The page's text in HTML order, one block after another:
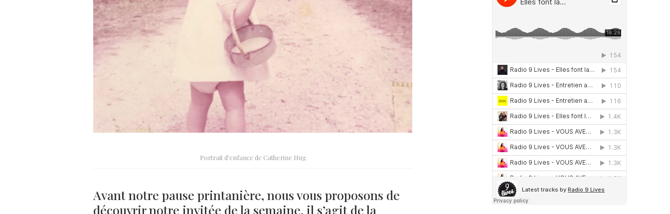
Portrait d’enfance de Catherine Hug
Avant notre pause printanière, nous vous proposons de
découvrir notre invitée de la semaine, il s’agit de la